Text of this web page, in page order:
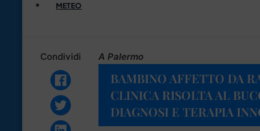
METEO
Condividi A Palermo
BAMBINO AFFETTO DA
CLINICA RISOLTA AL
DIAGNOSI E TERAPIA